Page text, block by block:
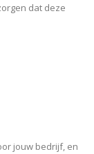
dat deze
jouw bedrijf, en